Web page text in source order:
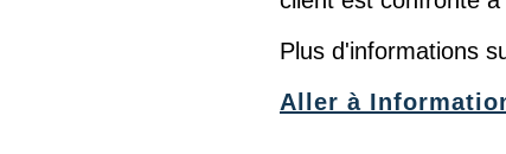
Plus d'informations
Aller à